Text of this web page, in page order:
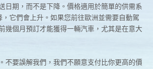
日期，而不是下降。價格適用於簡單的供需系
它們會上升。如果您前往歐洲並需要自動駕
幾個月預訂才能獲得一輛汽車，尤其是在意大
不要誤解我們，我們不願意支付比你更高的價